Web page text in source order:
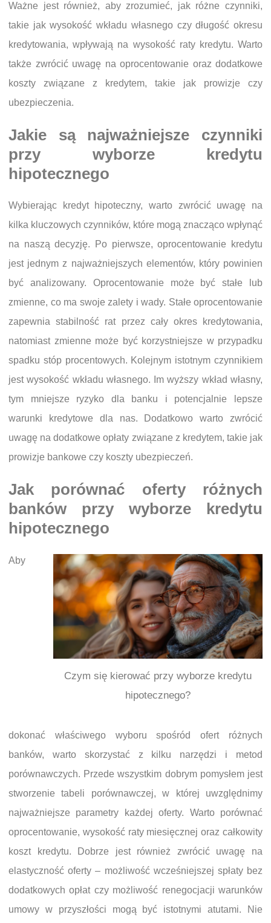
Ważne jest również, aby zrozumieć, jak różne czynniki,
takie jak wysokość wkładu własnego czy długość okresu
kredytowania, wpływają na wysokość raty kredytu. Warto
także zwrócić uwagę na oprocentowanie oraz dodatkowe
koszty związane z kredytem, takie jak prowizje czy
ubezpieczenia.
Jakie są najważniejsze czynniki
przy wyborze kredytu
hipotecznego
Wybierając kredyt hipoteczny, warto zwrócić uwagę na
kilka kluczowych czynników, które mogą znacząco wpłynąć
na naszą decyzję. Po pierwsze, oprocentowanie kredytu
jest jednym z najważniejszych elementów, który powinien
być analizowany. Oprocentowanie może być stałe lub
zmienne, co ma swoje zalety i wady. Stałe oprocentowanie
zapewnia stabilność rat przez cały okres kredytowania,
natomiast zmienne może być korzystniejsze w przypadku
spadku stóp procentowych. Kolejnym istotnym czynnikiem
jest wysokość wkładu własnego. Im wyższy wkład własny,
tym mniejsze ryzyko dla banku i potencjalnie lepsze
warunki kredytowe dla nas. Dodatkowo warto zwrócić
uwagę na dodatkowe opłaty związane z kredytem, takie jak
prowizje bankowe czy koszty ubezpieczeń.
Jak porównać oferty różnych
banków przy wyborze kredytu
hipotecznego
Czym się kierować przy wyborze kredytu
hipotecznego?
Aby
dokonać właściwego wyboru spośród ofert różnych
banków, warto skorzystać z kilku narzędzi i metod
porównawczych. Przede wszystkim dobrym pomysłem jest
stworzenie tabeli porównawczej, w której uwzględnimy
najważniejsze parametry każdej oferty. Warto porównać
oprocentowanie, wysokość raty miesięcznej oraz całkowity
koszt kredytu. Dobrze jest również zwrócić uwagę na
elastyczność oferty – możliwość wcześniejszej spłaty bez
dodatkowych opłat czy możliwość renegocjacji warunków
umowy w przyszłości mogą być istotnymi atutami. Nie